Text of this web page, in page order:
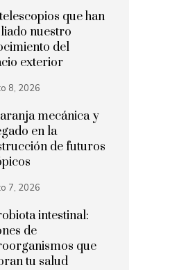
que han
nuestro
del
exterior
8, 2026
mecánica y
en la
de futuros
7, 2026
intestinal:
de
que
tu salud